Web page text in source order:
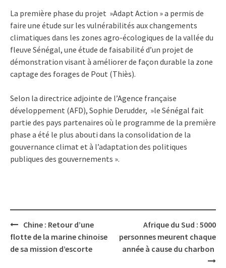
La première phase du projet »Adapt Action » a permis de
faire une étude sur les vulnérabilités aux changements
climatiques dans les zones agro-écologiques de la vallée du
fleuve Sénégal, une étude de faisabilité d’un projet de
démonstration visant à améliorer de façon durable la zone
captage des forages de Pout (Thiès).
Selon la directrice adjointe de l’Agence française
développement (AFD), Sophie Derudder, »le Sénégal fait
partie des pays partenaires où le programme de la première
phase a été le plus abouti dans la consolidation de la
gouvernance climat et à l’adaptation des politiques
publiques des gouvernements ».
Post
navigation
Chine : Retour d’une
flotte de la marine chinoise
de sa mission d’escorte
Afrique du Sud : 5000
personnes meurent chaque
année à cause du charbon